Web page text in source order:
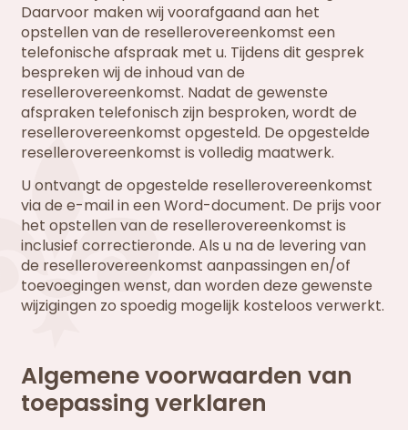
Daarvoor maken wij voorafgaand aan het
opstellen van de resellerovereenkomst een
telefonische afspraak met u. Tijdens dit gesprek
bespreken wij de inhoud van de
resellerovereenkomst. Nadat de gewenste
afspraken telefonisch zijn besproken, wordt de
resellerovereenkomst opgesteld. De opgestelde
resellerovereenkomst is volledig maatwerk.
U ontvangt de opgestelde resellerovereenkomst
via de e-mail in een Word-document. De prijs voor
het opstellen van de resellerovereenkomst is
inclusief correctieronde. Als u na de levering van
de resellerovereenkomst aanpassingen en/of
toevoegingen wenst, dan worden deze gewenste
wijzigingen zo spoedig mogelijk kosteloos verwerkt.
Algemene voorwaarden van
toepassing verklaren